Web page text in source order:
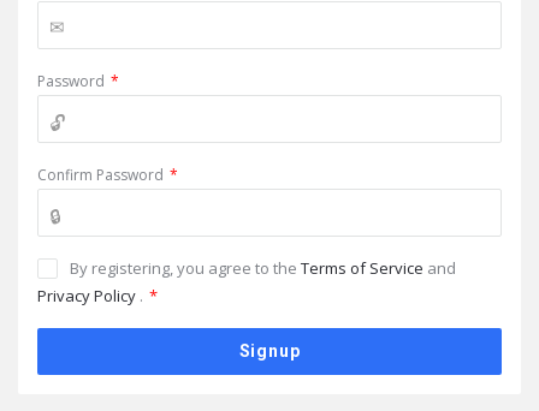
Password *
Confirm Password *
By registering, you agree to the Terms of Service and
Privacy Policy . *